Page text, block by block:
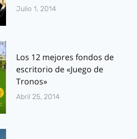
Julio 1, 2014
Los 12 mejores fondos de
escritorio de «Juego de
Tronos»
Abril 25, 2014